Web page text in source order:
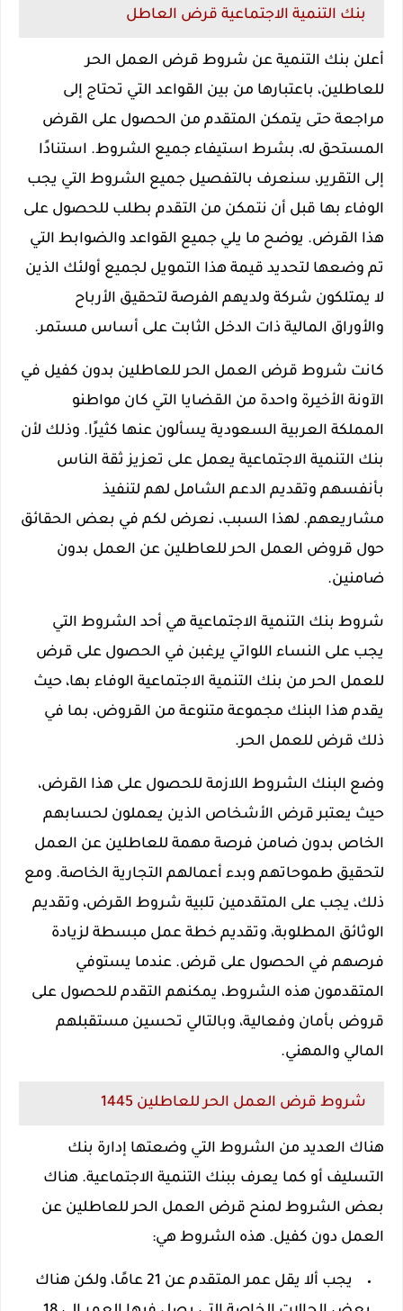
بنك التنمية الاجتماعية قرض العاطل
أعلن بنك التنمية عن شروط قرض العمل الحر
للعاطلين، باعتبارها من بين القواعد التي تحتاج إلى
مراجعة حتى يتمكن المتقدم من الحصول على القرض
المستحق له، بشرط استيفاء جميع الشروط. استنادًا
إلى التقرير، سنعرف بالتفصيل جميع الشروط التي يجب
الوفاء بها قبل أن نتمكن من التقدم بطلب للحصول على
هذا القرض. يوضح ما يلي جميع القواعد والضوابط التي
تم وضعها لتحديد قيمة هذا التمويل لجميع أولئك الذين
لا يمتلكون شركة ولديهم الفرصة لتحقيق الأرباح
والأوراق المالية ذات الدخل الثابت على أساس مستمر.
كانت شروط قرض العمل الحر للعاطلين بدون كفيل في
الآونة الأخيرة واحدة من القضايا التي كان مواطنو
المملكة العربية السعودية يسألون عنها كثيرًا. وذلك لأن
بنك التنمية الاجتماعية يعمل على تعزيز ثقة الناس
بأنفسهم وتقديم الدعم الشامل لهم لتنفيذ
مشاريعهم. لهذا السبب، نعرض لكم في بعض الحقائق
حول قروض العمل الحر للعاطلين عن العمل بدون
ضامنين.
شروط بنك التنمية الاجتماعية هي أحد الشروط التي
يجب على النساء اللواتي يرغبن في الحصول على قرض
للعمل الحر من بنك التنمية الاجتماعية الوفاء بها، حيث
يقدم هذا البنك مجموعة متنوعة من القروض، بما في
ذلك قرض للعمل الحر.
وضع البنك الشروط اللازمة للحصول على هذا القرض،
حيث يعتبر قرض الأشخاص الذين يعملون لحسابهم
الخاص بدون ضامن فرصة مهمة للعاطلين عن العمل
لتحقيق طموحاتهم وبدء أعمالهم التجارية الخاصة. ومع
ذلك، يجب على المتقدمين تلبية شروط القرض، وتقديم
الوثائق المطلوبة، وتقديم خطة عمل مبسطة لزيادة
فرصهم في الحصول على قرض. عندما يستوفي
المتقدمون هذه الشروط، يمكنهم التقدم للحصول على
قروض بأمان وفعالية، وبالتالي تحسين مستقبلهم
المالي والمهني.
شروط قرض العمل الحر للعاطلين 1445
هناك العديد من الشروط التي وضعتها إدارة بنك
التسليف أو كما يعرف ببنك التنمية الاجتماعية. هناك
بعض الشروط لمنح قرض العمل الحر للعاطلين عن
العمل دون كفيل. هذه الشروط هي:
يجب ألا يقل عمر المتقدم عن 21 عامًا، ولكن هناك